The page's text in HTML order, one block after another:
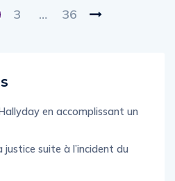
3 … 36
en accomplissant un
justice suite à l’incident du